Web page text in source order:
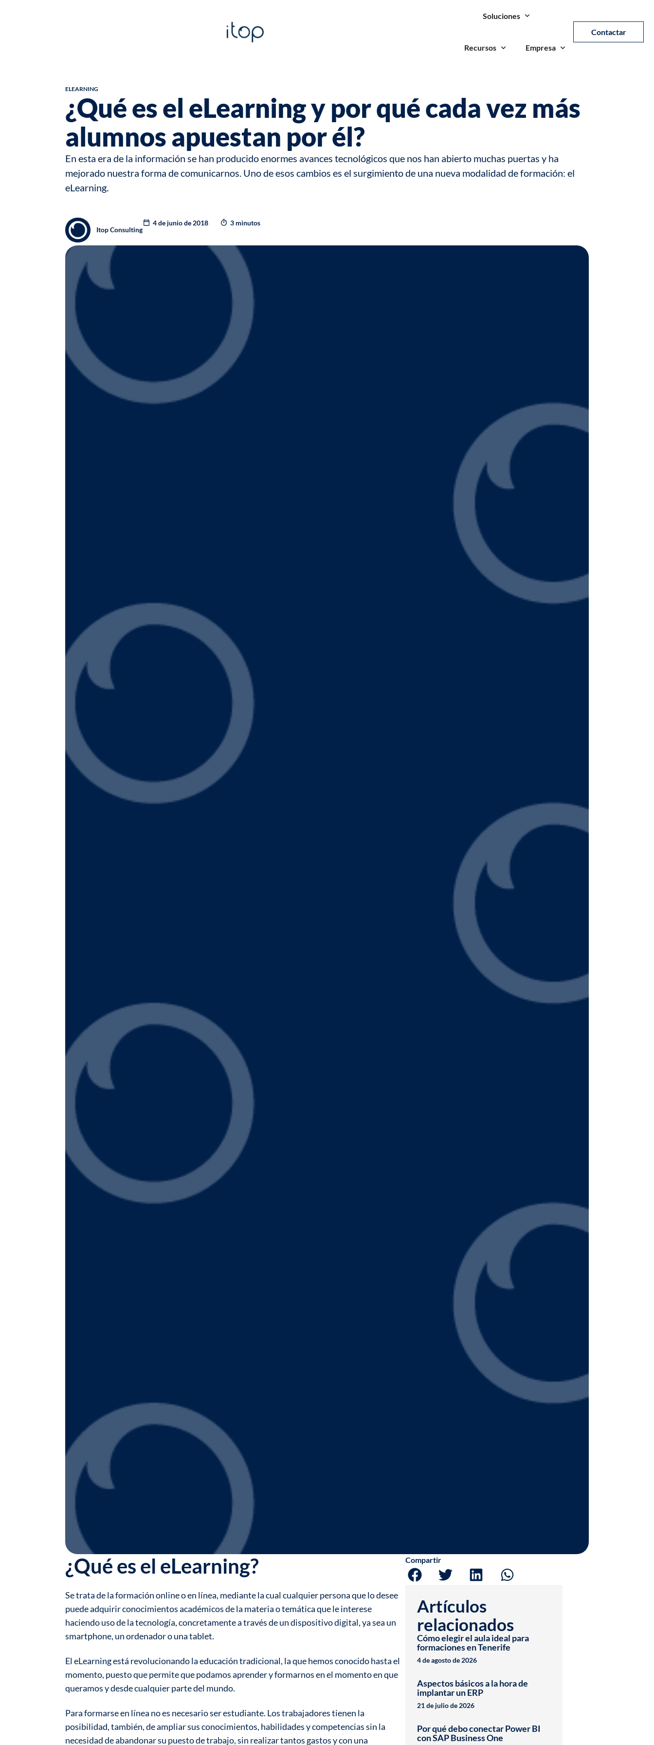
Soluciones
Recursos Empresa
Contactar
ELEARNING
¿Qué es el eLearning y por qué cada vez más
alumnos apuestan por él?
En esta era de la información se han producido enormes avances tecnológicos que nos han abierto muchas puertas y ha
mejorado nuestra forma de comunicarnos. Uno de esos cambios es el surgimiento de una nueva modalidad de formación: el
eLearning.
Itop Consulting
4 de junio de 2018 3 minutos
¿Qué es el eLearning?
Se trata de la formación online o en línea, mediante la cual cualquier persona que lo desee
puede adquirir conocimientos académicos de la materia o temática que le interese
haciendo uso de la tecnología, concretamente a través de un dispositivo digital, ya sea un
smartphone, un ordenador o una tablet.
El eLearning está revolucionando la educación tradicional, la que hemos conocido hasta el
momento, puesto que permite que podamos aprender y formarnos en el momento en que
queramos y desde cualquier parte del mundo.
Para formarse en línea no es necesario ser estudiante. Los trabajadores tienen la
posibilidad, también, de ampliar sus conocimientos, habilidades y competencias sin la
necesidad de abandonar su puesto de trabajo, sin realizar tantos gastos y con una
Compartir
Artículos
relacionados
Cómo elegir el aula ideal para
formaciones en Tenerife
4 de agosto de 2026
Aspectos básicos a la hora de
implantar un ERP
21 de julio de 2026
Por qué debo conectar Power BI
con SAP Business One